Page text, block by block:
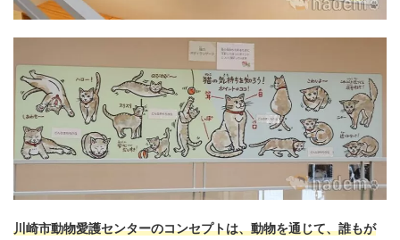
川崎市動物愛護センターのコンセプトは、動物を通じて、誰もが